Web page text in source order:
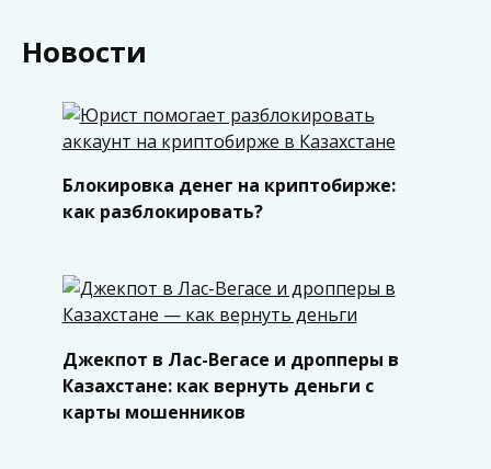
Новости
Блокировка денег на криптобирже:
как разблокировать?
Джекпот в Лас-Вегасе и дропперы в
Казахстане: как вернуть деньги с
карты мошенников